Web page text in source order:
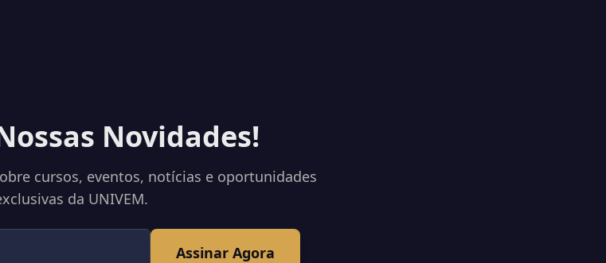
Novidades!
cursos, eventos, notícias e oportunidades
da UNIVEM.
Assinar Agora